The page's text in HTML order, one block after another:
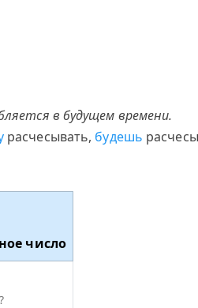
в будущем времени.
расчесывать, будешь
число